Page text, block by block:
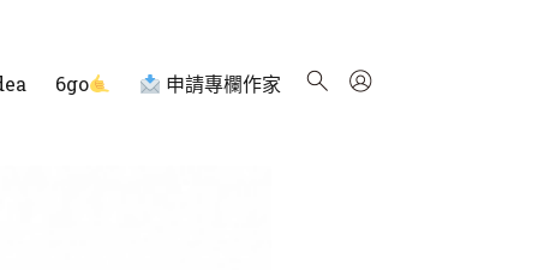
6go 申請專欄作家